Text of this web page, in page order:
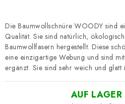
Die Baumwollschnüre WOODY sind
Qualität. Sie sind natürlich,
Baumwollfasern hergestellt. Diese
eine einzigartige Webung und sind
ergänzt. Sie sind sehr weich und
AUF LAGER